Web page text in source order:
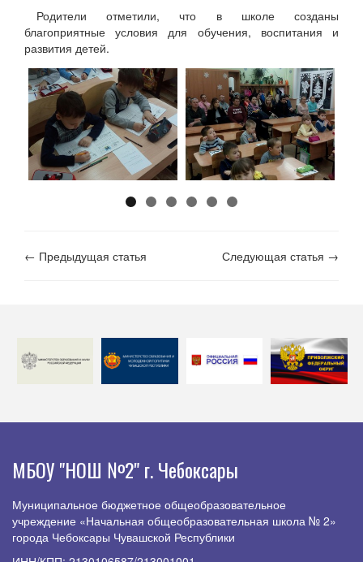
Родители отметили, что в школе созданы
благоприятные условия для обучения, воспитания и
развития детей.
← Предыдущая статья Следующая статья →
МБОУ "НОШ №2" г. Чебоксары
Муниципальное бюджетное общеобразовательное
учреждение «Начальная общеобразовательная школа № 2»
города Чебоксары Чувашской Республики